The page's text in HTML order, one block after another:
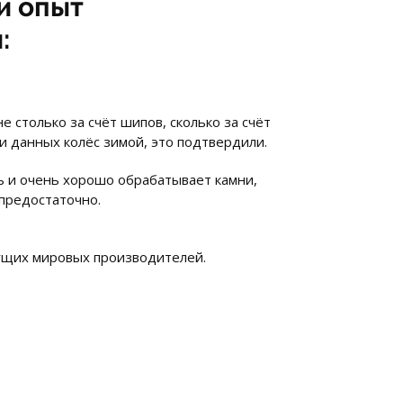
опыт
за счёт шипов, сколько за счёт
данных колёс зимой, это подтвердили.
очень хорошо обрабатывает камни,
мировых производителей.